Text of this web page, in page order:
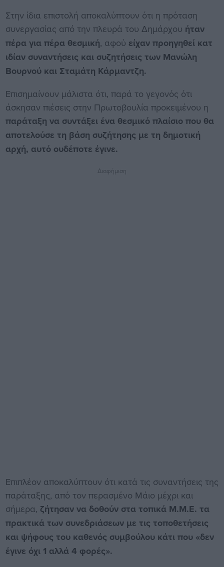
Στην ίδια επιστολή αποκαλύπτουν ότι η πρόταση
συνεργασίας από την πλευρά του Δημάρχου ήταν
πέρα για πέρα θεσμική, αφού είχαν προηγηθεί κατ
ιδίαν συναντήσεις και συζητήσεις των Μανώλη
Βουρνού και Σταμάτη Κάρμαντζη.
Επισημαίνουν μάλιστα ότι, παρά το γεγονός ότι
άσκησαν πιέσεις στην Πρωτοβουλία προκειμένου η
παράταξη να συντάξει ένα θεσμικό πλαίσιο που θα
αποτελούσε τη βάση συζήτησης με τη δημοτική
αρχή, αυτό ουδέποτε έγινε.
Διαφήμιση
Επιπλέον αποκαλύπτουν ότι κατά τις συναντήσεις της
παράταξης, από τον περασμένο Μάιο μέχρι και
σήμερα, ζήτησαν να δοθούν στα τοπικά Μ.Μ.Ε. τα
πρακτικά των συνεδριάσεων με τις τοποθετήσεις
και ψήφους του καθενός συμβούλου κάτι που «δεν
έγινε όχι 1 αλλά 4 φορές».